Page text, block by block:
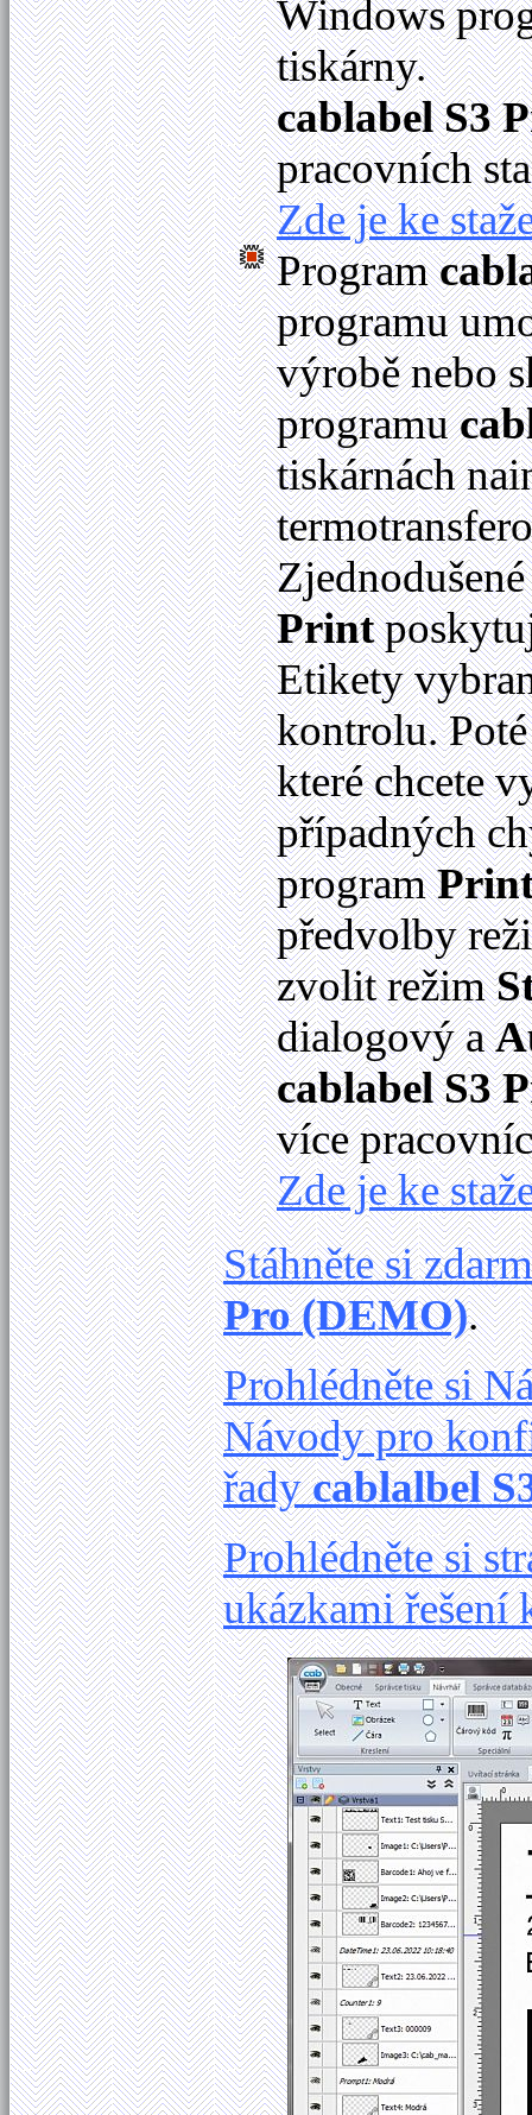
Windows
tiskárny.
cablabel S3
pracovních
Zde je ke
Program
programu
výrobě nebo
programu
tiskárnách
Print
Etikety
kontrolu.
které chcete
případných
program
předvolby
zvolit režim
dialogový a
cablabel S3
více
Zde je ke
Stáhněte si
Pro (DEMO).
Prohlédněte si
Návody pro
řadycablalbel
Prohlédněte si
ukázkami řešení